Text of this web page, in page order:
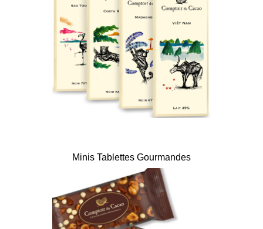
Minis Tablettes Gourmandes